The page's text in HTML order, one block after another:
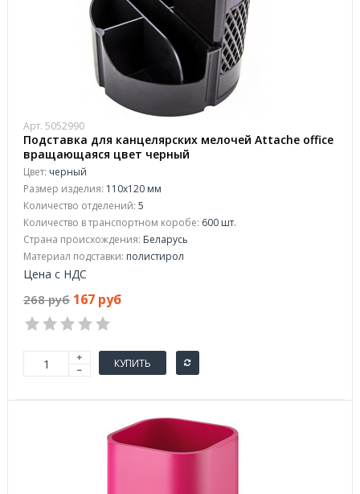
Арт. 5052990
Подставка для канцелярских мелочей Attache office
вращающаяся цвет черный
Цвет: черный
Размер изделия: 110x120 мм
Количество отделений: 5
Количество в транспортном коробе: 600 шт.
Страна происхождения: Беларусь
Материал подставки: полистирол
Цена с НДС
268 руб 167 руб
КУПИТЬ